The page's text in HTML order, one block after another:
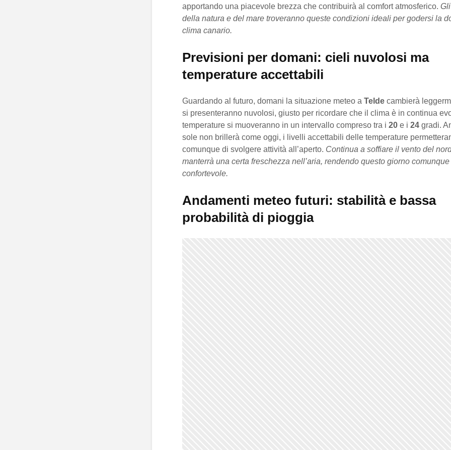
apportando una piacevole brezza che contribuirà al comfort atmosferico.
della natura e del mare troveranno queste condizioni ideali per godersi la
clima canario.
Previsioni per domani: cieli nuvolosi ma
temperature accettabili
Guardando al futuro, domani la situazione meteo a Telde cambierà
si presenteranno nuvolosi, giusto per ricordare che il clima è in continua
temperature si muoveranno in un intervallo compreso tra i 20 e i 24 gradi.
sole non brillerà come oggi, i livelli accettabili delle temperature
comunque di svolgere attività all’aperto. Continua a soffiare il vento del
manterrà una certa freschezza nell’aria, rendendo questo giorno
confortevole.
Andamenti meteo futuri: stabilità e bassa
probabilità di pioggia